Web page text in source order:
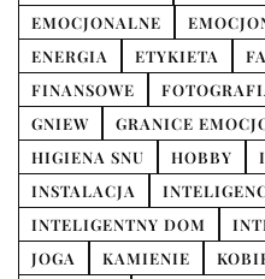
EMOCJONALNE
ENERGIA
ETYKIETA
FINANSOWE
GNIEW
GRANICE
HIGIENA SNU
HOBBY
INSTALACJA
INTELIGENTNY DOM
JOGA
KAMIENIE